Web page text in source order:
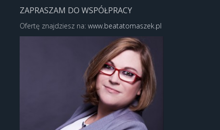
ZAPRASZAM DO WSPÓŁPRACY
Ofertę znajdziesz na: www.beatatomaszek.pl